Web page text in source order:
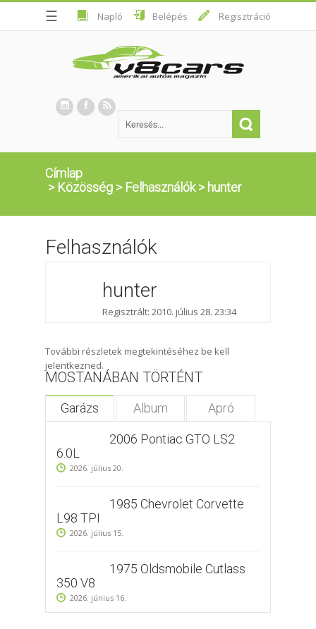
☰ Napló Belépés Regisztráció
Címlap
> Közösség > Felhasználók>hunter
Felhasználók
hunter
Regisztrált: 2010. július 28. 23:34
További részletek megtekintéséhez be kell
jelentkezned.
MOSTANÁBAN TÖRTÉNT
Garázs Album Apró
2006 Pontiac GTO LS2
6.0L
2026. július 20.
1985 Chevrolet Corvette
L98 TPI
2026. július 15.
1975 Oldsmobile Cutlass
350 V8
2026. június 16.